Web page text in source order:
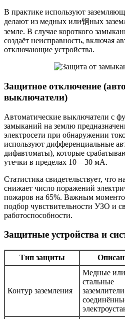
В практике используют
делают из медных или钢ных
земле. В случае короткого
создаёт неисправность, включая
отключающие устройства.
Защитное отключение
выключатели)
Автоматические выключатели с
замыканий на землю
электросети при обнаружении
используют дифференциальные
дифавтоматы), которые
утечки в пределах 10—30 мА.
Статистика свидетельствует, что
снижает число поражений
пожаров на 65%. Важным
подбор чувствительности УЗО и
работоспособности.
Защитные устройства и
Тип защиты
Контур заземления
Медные или
стальные